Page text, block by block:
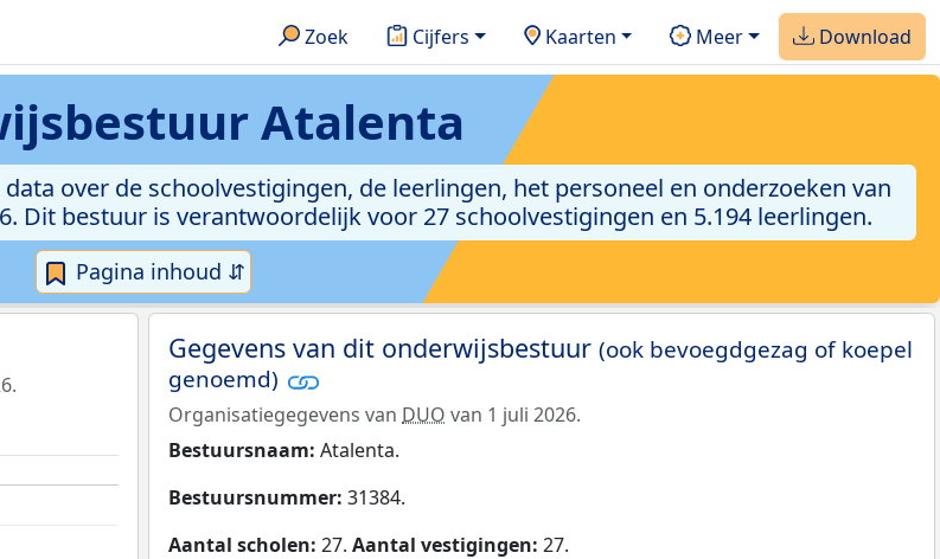
Zoek Cijfers Kaarten Meer Download
Atalenta
over de schoolvestigingen, de leerlingen, het personeel en onderzoeken van
Dit bestuur is verantwoordelijk voor 27 schoolvestigingen en 5.194 leerlingen.
Pagina inhoud ⇵
Gegevens van dit onderwijsbestuur (ook bevoegdgezag of koepel
genoemd)
Organisatiegegevens van DUO van 1 juli 2026.
Bestuursnaam: Atalenta.
Bestuursnummer: 31384.
Aantal scholen: 27. Aantal vestigingen: 27.